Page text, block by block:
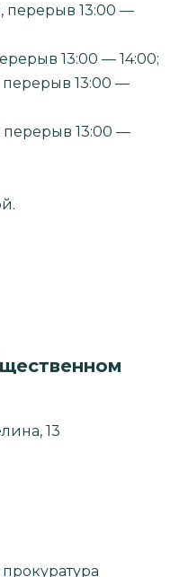
перерыв 13:00 —
13:00 — 14:00;
перерыв 13:00 —
перерыв 13:00 —
13